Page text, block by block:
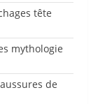
tête
mythologie
de